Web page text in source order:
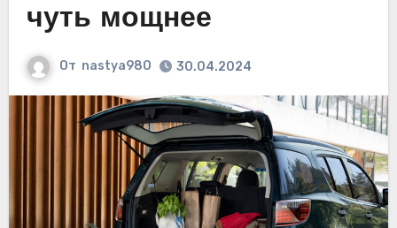
чуть мощнее
От nastya980 30.04.2024